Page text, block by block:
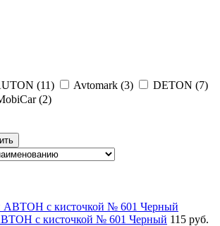
(11) Avtomark (3) DETON (7)
(2)
с кисточкой № 601 Черный 115 руб.